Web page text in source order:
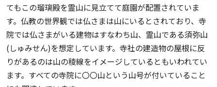
てもこの瑠璃殿を霊山に見立てて庭園が配置されていま
す。仏教の世界観では仏さまは山にいるとされており、寺
院では仏さまがいる建物はすなわち山、霊山である須弥山
(しゅみせん)を想定しています。寺社の建造物の屋根に反
りがあるのは山の稜線をイメージしているともいわれてい
ます。すべての寺院に〇〇山という山号が付いていること